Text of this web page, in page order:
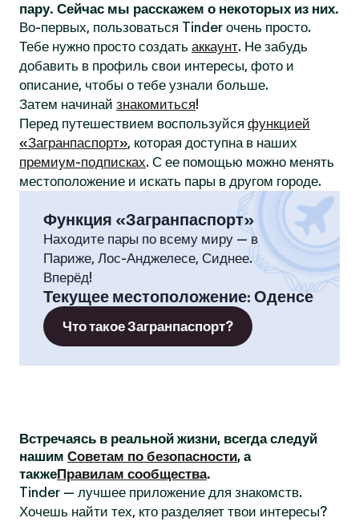
пару. Сейчас мы расскажем о некоторых из них.
Во-первых, пользоваться Tinder очень просто.
Тебе нужно просто создать аккаунт. Не забудь
добавить в профиль свои интересы, фото и
описание, чтобы о тебе узнали больше.
Затем начинай знакомиться!
Перед путешествием воспользуйся функцией
«Загранпаспорт», которая доступна в наших
премиум-подписках. С ее помощью можно менять
местоположение и искать пары в другом городе.
Функция «Загранпаспорт»
Находите пары по всему миру — в
Париже, Лос-Анджелесе, Сиднее.
Вперёд!
Текущее местоположение: Оденсе
Что такое Загранпаспорт?
Встречаясь в реальной жизни, всегда следуй
нашим Советам по безопасности, а
такжеПравилам сообщества.
Tinder — лучшее приложение для знакомств.
Хочешь найти тех, кто разделяет твои интересы?